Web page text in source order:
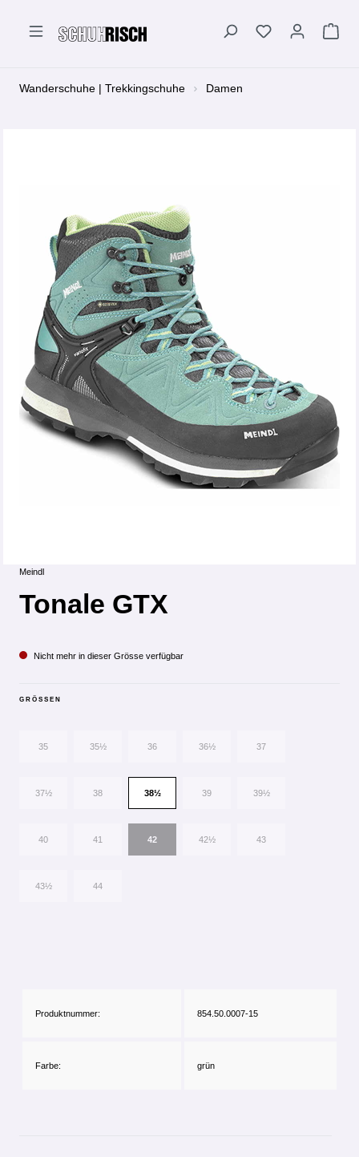
Wanderschuhe | Trekkingschuhe Damen
Meindl
Tonale GTX
Nicht mehr in dieser Grösse verfügbar
GRÖSSEN
35 35½ 36 36½ 37
37½ 38 38½ 39 39½
40 41 42 42½ 43
43½ 44
Produktnummer: 854.50.0007-15
Farbe: grün